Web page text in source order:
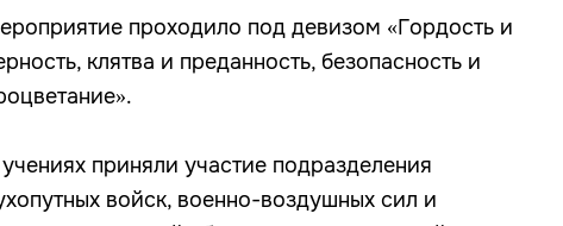
проходило под девизом «Гордость и
клятва и преданность, безопасность и
приняли участие подразделения
войск, военно-воздушных сил и